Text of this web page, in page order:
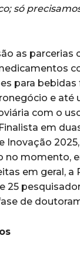
só
as parcerias
para bebidas
e até
com o
em
Inovação
no momento,
em geral, a
25
de